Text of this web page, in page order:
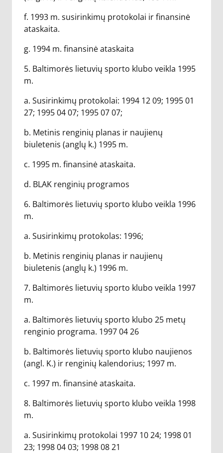
f. 1993 m. susirinkimų protokolai ir finansinė
ataskaita.
g. 1994 m. finansinė ataskaita
5. Baltimorės lietuvių sporto klubo veikla 1995
m.
a. Susirinkimų protokolai: 1994 12 09; 1995 01
27; 1995 04 07; 1995 07 07;
b. Metinis renginių planas ir naujienų
biuletenis (anglų k.) 1995 m.
c. 1995 m. finansinė ataskaita.
d. BLAK renginių programos
6. Baltimorės lietuvių sporto klubo veikla 1996
m.
a. Susirinkimų protokolas: 1996;
b. Metinis renginių planas ir naujienų
biuletenis (anglų k.) 1996 m.
7. Baltimorės lietuvių sporto klubo veikla 1997
m.
a. Baltimorės lietuvių sporto klubo 25 metų
renginio programa. 1997 04 26
b. Baltimorės lietuvių sporto klubo naujienos
(angl. K.) ir renginių kalendorius; 1997 m.
c. 1997 m. finansinė ataskaita.
8. Baltimorės lietuvių sporto klubo veikla 1998
m.
a. Susirinkimų protokolai 1997 10 24; 1998 01
23; 1998 04 03; 1998 08 21